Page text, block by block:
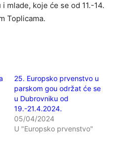
mlade, koje će se od 11.-14.
Toplicama.
25. Europsko prvenstvo u
parskom gou održat će se
u Dubrovniku od
19.-21.4.2024.
05/04/2024
U "Europsko prvenstvo"